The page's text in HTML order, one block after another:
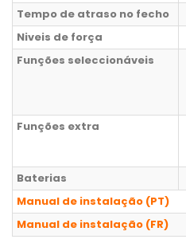
Tempo de atraso no fecho
Niveis de força
Funções seleccionáveis
Funções extra
Baterias
Manual de instalação (PT)
Manual de instalação (FR)